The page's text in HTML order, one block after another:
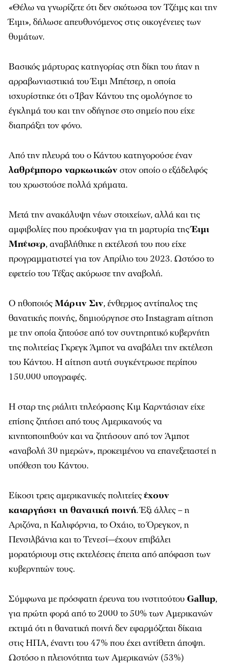
«Θέλω να γνωρίζετε ότι δεν σκότωσα τον Τζέιμς και την
Έιμι», δήλωσε απευθυνόμενος στις οικογένειες των
θυμάτων.
Βασικός μάρτυρας κατηγορίας στη δίκη του ήταν η
αρραβωνιαστικιά του Έιμι Μπέτσερ, η οποία
ισχυρίστηκε ότι ο Ίβαν Κάντου της ομολόγησε το
έγκλημά του και την οδήγησε στο σημείο που είχε
διαπράξει τον φόνο.
Από την πλευρά του ο Κάντου κατηγορούσε έναν
λαθρέμπορο ναρκωτικώνστον οποίο ο εξάδελφός
του χρωστούσε πολλά χρήματα.
Μετά την ανακάλυψη νέων στοιχείων, αλλά και τις
αμφιβολίες που προέκυψαν για τη μαρτυρία τηςΈιμι
Μπέτσερ, αναβλήθηκε η εκτέλεσή του που είχε
προγραμματιστεί για τον Απρίλιο του 2023. Ωστόσο το
εφετείο του Τέξας ακύρωσε την αναβολή.
Ο ηθοποιόςΜάρτιν Σιν, ένθερμος αντίπαλος της
θανατικής ποινής, δημιούργησε στο Instagram αίτηση
με την οποία ζητούσε από τον συντηρητικό κυβερνήτη
της πολιτείας Γκρεγκ Άμποτ να αναβάλει την εκτέλεση
του Κάντου. Η αίτηση αυτή συγκέντρωσε περίπου
150.000 υπογραφές.
Η σταρ της ριάλιτι τηλεόρασης Κιμ Καρντάσιαν είχε
επίσης ζητήσει από τους Αμερικανούς να
κινητοποιηθούν και να ζητήσουν από τον Άμποτ
«αναβολή 30 ημερών», προκειμένου να επανεξεταστεί η
υπόθεση του Κάντου.
Είκοσι τρεις αμερικανικές πολιτείεςέχουν
καταργήσει τη θανατική ποινή. Έξι άλλες – η
Αριζόνα, η Καλιφόρνια, το Οχάιο, το Όρεγκον, η
Πενσιλβάνια και το Τενεσί—έχουν επιβάλει
μορατόριουμ στις εκτελέσεις έπειτα από απόφαση των
κυβερνητών τους.
Σύμφωνα με πρόσφατη έρευνα του ινστιτούτου Gallup,
για πρώτη φορά από το 2000 το 50% των Αμερικανών
εκτιμά ότι η θανατική ποινή δεν εφαρμόζεται δίκαια
στις ΗΠΑ, έναντι του 47% που έχει αντίθετη άποψη.
Ωστόσο η πλειονότητα των Αμερικανών (53%)